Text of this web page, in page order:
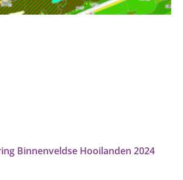
Binnenveldse Hooilanden 2024